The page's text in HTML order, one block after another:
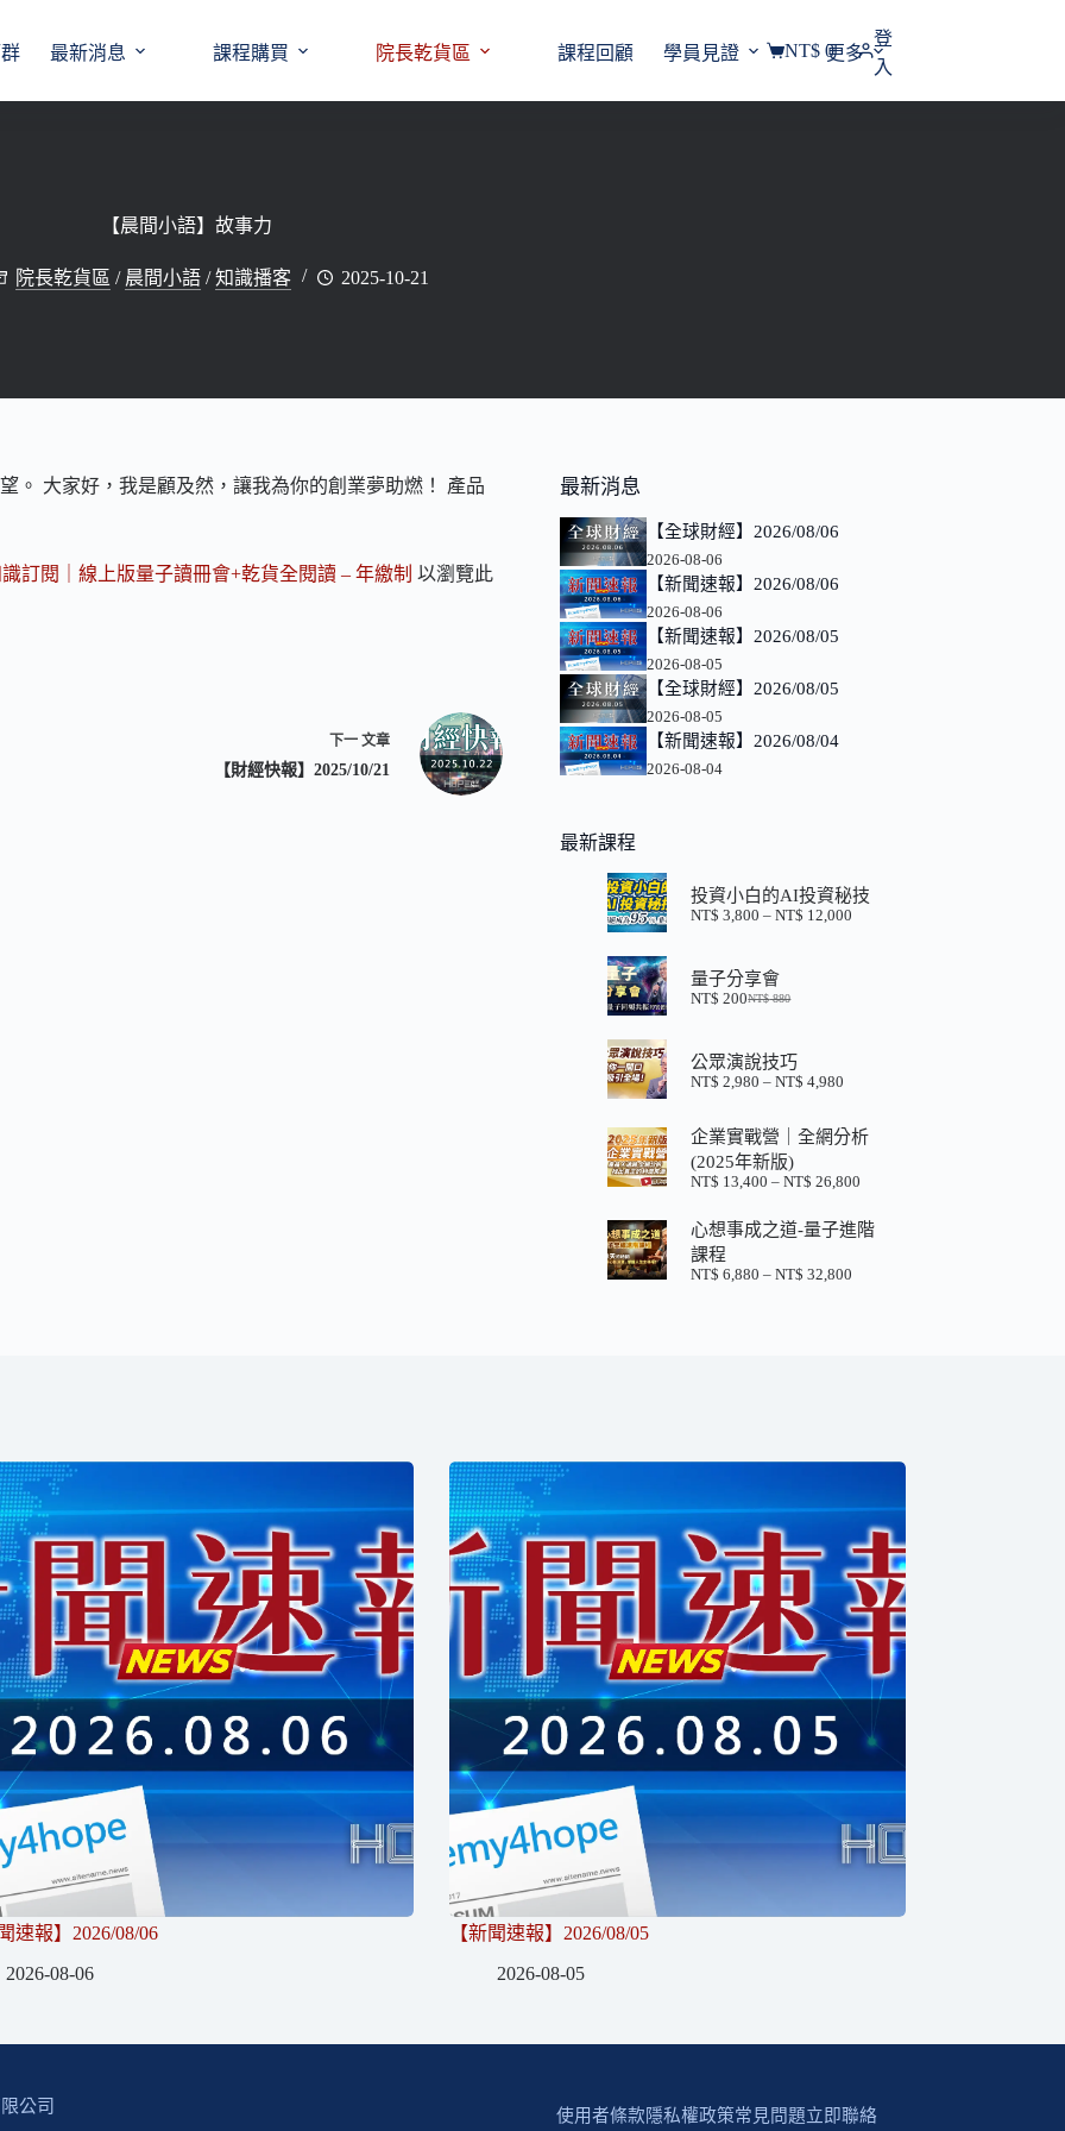
最新消息 課程購買 院長乾貨區 課程回顧 學員見證 更多
購
NT$0
登
入
【晨間小語】故事力
院長乾貨區 / 晨間小語/知識播客 2025-10-21
。 大家好，我是顧及然，讓我為你的創業夢助燃！ 產品
訂閱｜線上版量子讀冊會+乾貨全閱讀 – 年繳制 以瀏覽此
下一 文章
【財經快報】2025/10/21
最新消息
【全球財經】2026/08/06
2026-08-06
【新聞速報】2026/08/06
2026-08-06
【新聞速報】2026/08/05
2026-08-05
【全球財經】2026/08/05
2026-08-05
【新聞速報】2026/08/04
2026-08-04
最新課程
投資小白的AI投資秘技
NT$ 3,800 – NT$ 12,000
量子分享會
NT$880
原
價
格：
NT$ 200
目
價
格：
公眾演說技巧
NT$ 2,980 – NT$ 4,980
範
圍：
到
企業實戰營｜全網分析
(2025年新版)
NT$ 13,400 – NT$ 26,800
範
心想事成之道-量子進階
課程
NT$ 6,880 – NT$ 32,800
速報】2026/08/06
2026-08-06
【新聞速報】2026/08/05
2026-08-05
公司 使用者條款隱私權政策常見問題立即聯絡